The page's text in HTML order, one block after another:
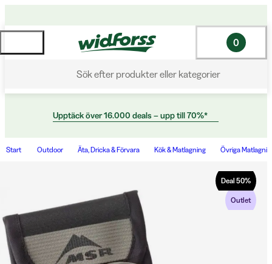
Sök efter produkter eller kategorier
0
Upptäck över 16.000 deals – upp till 70%*
Start Outdoor Äta, Dricka & Förvara Kök & Matlagning Övriga
Deal 50%
Outlet